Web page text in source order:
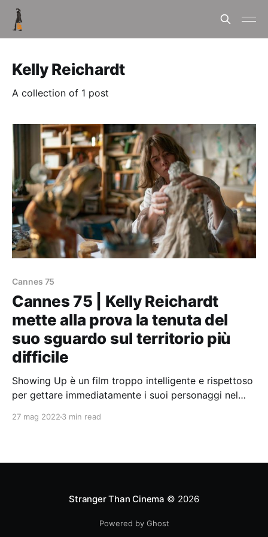
Kelly Reichardt
A collection of 1 post
Cannes 75
Cannes 75 | Kelly Reichardt
mette alla prova la tenuta del
suo sguardo sul territorio più
difficile
Showing Up è un film troppo intelligente e rispettoso
per gettare immediatamente i suoi personaggi nel
di un gesto gentile.
27 mag 2022 3 min read
Stranger Than Cinema © 2026
Powered by Ghost